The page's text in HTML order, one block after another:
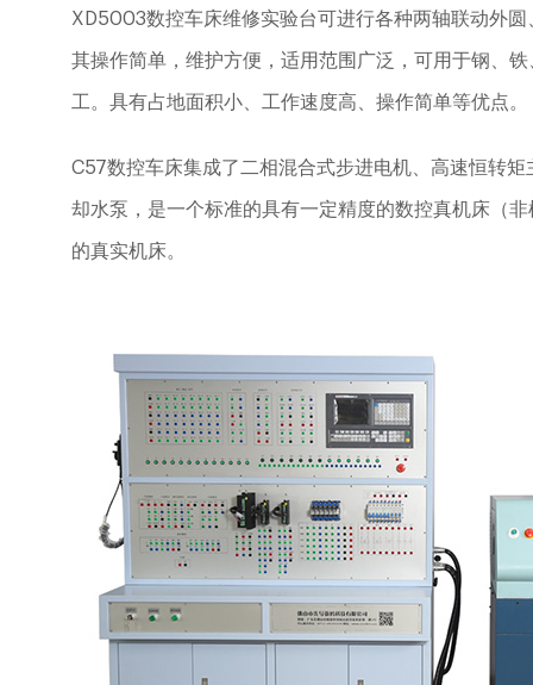
XD5003数控车床维修实验台可进行各种两轴联动外
其操作简单，维护方便，适用范围广泛，可用于钢、
工。具有占地面积小、工作速度高、操作简单等优点。
C57数控车床集成了二相混合式步进电机、高速恒转
却水泵，是一个标准的具有一定精度的数控真机床（
的真实机床。